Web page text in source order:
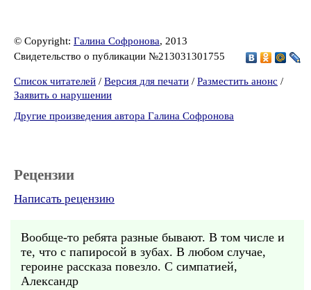
© Copyright: Галина Софронова, 2013
Свидетельство о публикации №213031301755
Список читателей / Версия для печати / Разместить анонс /
Заявить о нарушении
Другие произведения автора Галина Софронова
Рецензии
Написать рецензию
Вообще-то ребята разные бывают. В том числе и
те, что с папиросой в зубах. В любом случае,
героине рассказа повезло. С симпатией,
Александр